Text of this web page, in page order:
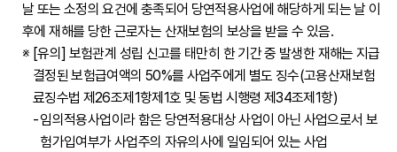
날 또는 소정의 요건에 충족되어 당연적용사업에 해당하게 되는 날 이
후에 재해를 당한 근로자는 산재보험의 보상을 받을 수 있음.
※ [유의] 보험관계 성립 신고를 태만히 한 기간 중 발생한 재해는 지급
결정된 보험급여액의 50%를 사업주에게 별도 징수(고용산재보험
료징수법 제26조제1항제1호 및 동법 시행령 제34조제1항)
임의적용사업이라 함은 당연적용대상 사업이 아닌 사업으로서 보
험가입여부가 사업주의 자유의사에 일임되어 있는 사업